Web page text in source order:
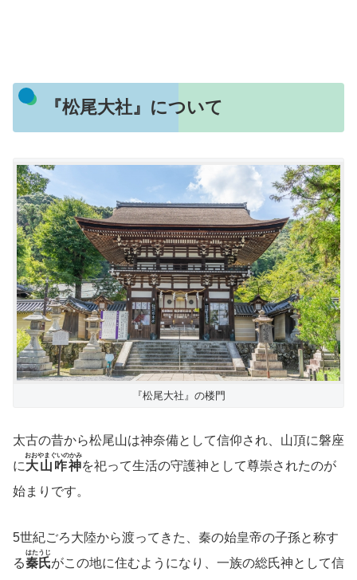
『松尾大社』について
『松尾大社』の楼門
太古の昔から松尾山は神奈備として信仰され、山頂に磐座
に大山咋神
おおやまぐいのかみ
を祀って生活の守護神として尊崇されたのが
始まりです。
5世紀ごろ大陸から渡ってきた、秦の始皇帝の子孫と称す
る秦氏
はたうじ
がこの地に住むようになり、一族の総氏神として信